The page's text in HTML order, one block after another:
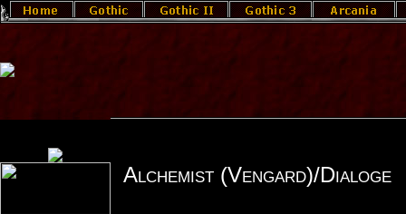
Alchemist (Vengard)/Dialoge